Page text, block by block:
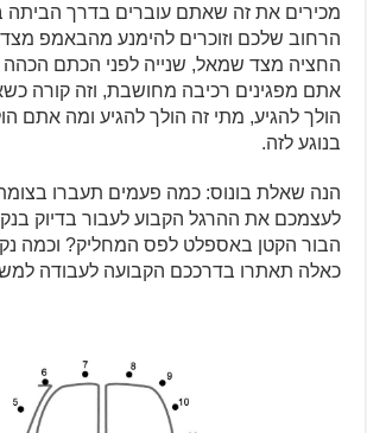
מכירים את זה שאתם עוברים בדרך הביתה
הרחוב שלכם וזוכרים להימנע מהבאמפ מצד
החציה מצד שמאל, שנייה לפני הכתם הכהה
אתם מפגינים רכיבה מחושבת, וזה קורה
הולך להגיע, מתי זה הולך להגיע ומה אתם
בנוגע לזה.
הנה שאלת בונוס: כמה פעמים תעברו
לעצמכם את ההרגל הקבוע לעבור בדיוק
הבור הקטן באספלט לפס המחליק? וכמה
כאלה תאתרו בדרככם הקבועה לעבודה